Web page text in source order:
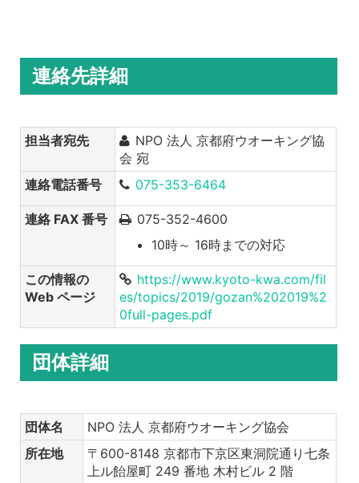
連絡先詳細
担当者宛先
NPO 法人 京都府ウオーキング協
会 宛
連絡電話番号
075-353-6464
連絡 FAX 番号
075-352-4600
10時～ 16時までの対応
この情報の
Web ページ
https://www.kyoto-kwa.com/fil
es/topics/2019/gozan%202019%2
0full-pages.pdf
団体詳細
団体名
NPO 法人 京都府ウオーキング協会
所在地
〒600-8148 京都市下京区東洞院通り七条
上ル飴屋町 249 番地 木村ビル 2 階